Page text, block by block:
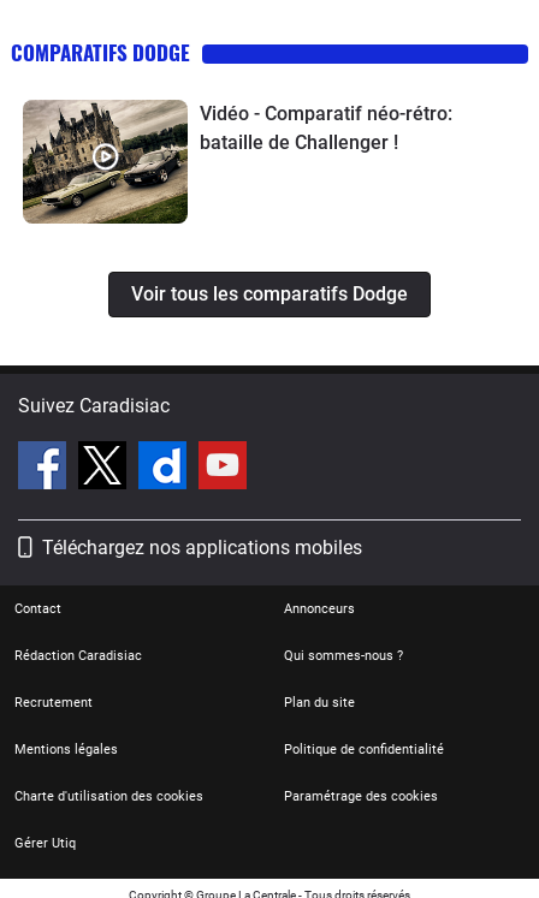
COMPARATIFS DODGE
Vidéo - Comparatif néo-rétro:
bataille de Challenger !
Voir tous les comparatifs Dodge
Suivez Caradisiac
Téléchargez nos applications mobiles
Contact Annonceurs
Rédaction Caradisiac Qui sommes-nous ?
Recrutement Plan du site
Mentions légales Politique de confidentialité
Charte d'utilisation des cookies Paramétrage des cookies
Gérer Utiq
Copyright © Groupe La Centrale - Tous droits réservés